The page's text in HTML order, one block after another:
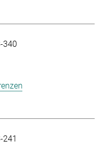
340
241